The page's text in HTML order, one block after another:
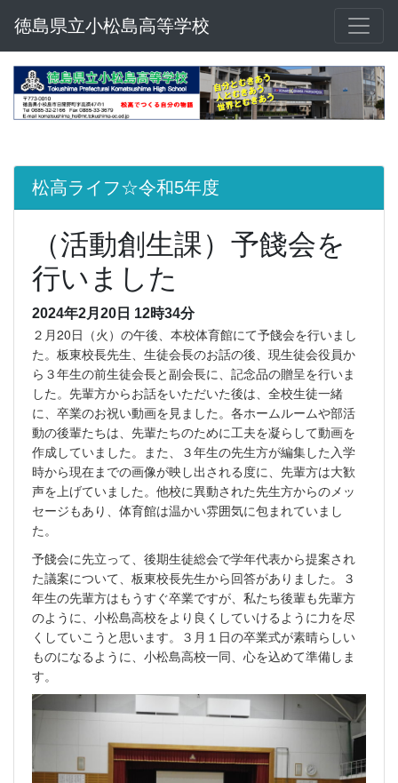
徳島県立小松島高等学校
松高ライフ☆令和5年度
（活動創生課）予餞会を
行いました
2024年2月20日 12時34分
２月20日（火）の午後、本校体育館にて予餞会を行いまし
た。板東校長先生、生徒会長のお話の後、現生徒会役員か
ら３年生の前生徒会長と副会長に、記念品の贈呈を行いま
した。先輩方からお話をいただいた後は、全校生徒一緒
に、卒業のお祝い動画を見ました。各ホームルームや部活
動の後輩たちは、先輩たちのために工夫を凝らして動画を
作成していました。また、３年生の先生方が編集した入学
時から現在までの画像が映し出される度に、先輩方は大歓
声を上げていました。他校に異動された先生方からのメッ
セージもあり、体育館は温かい雰囲気に包まれていまし
た。
予餞会に先立って、後期生徒総会で学年代表から提案され
た議案について、板東校長先生から回答がありました。３
年生の先輩方はもうすぐ卒業ですが、私たち後輩も先輩方
のように、小松島高校をより良くしていけるように力を尽
くしていこうと思います。３月１日の卒業式が素晴らしい
ものになるように、小松島高校一同、心を込めて準備しま
す。